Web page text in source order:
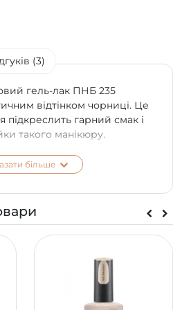
(3)
гель-лак ПНБ 235
відтінком чорниці. Це
підкреслить гарний смак і
такого манікюру.
можна і для створення
дизайнів, і для
та терміном служби
PNB ви можете на сайті
партнера компанії ПНБ. Вам
доставка в будь-яке місто.
більше